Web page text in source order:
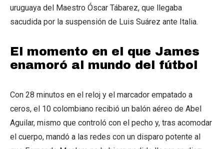
uruguaya del Maestro Óscar Tábarez, que llegaba
sacudida por la suspensión de Luis Suárez ante Italia.
El momento en el que James
enamoró al mundo del fútbol
Con 28 minutos en el reloj y el marcador empatado a
ceros, el 10 colombiano recibió un balón aéreo de Abel
Aguilar, mismo que controló con el pecho y, tras acomodar
el cuerpo, mandó a las redes con un disparo potente al